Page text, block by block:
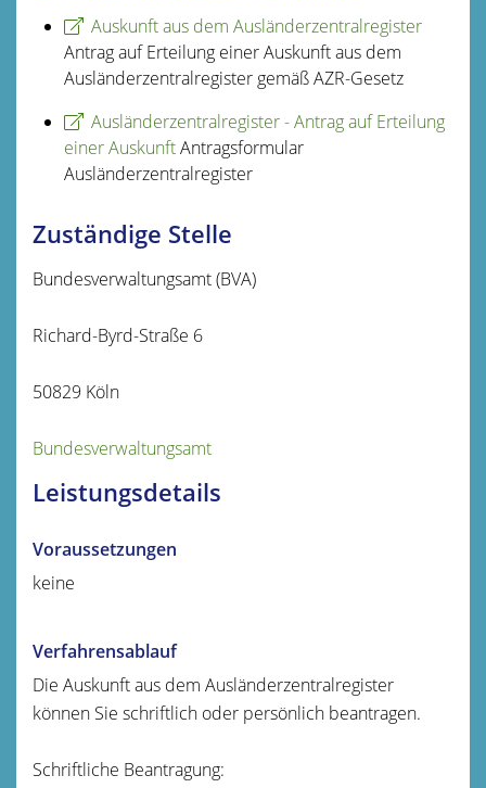
Auskunft aus dem Ausländerzentralregister
Antrag auf Erteilung einer Auskunft aus dem
Ausländerzentralregister gemäß AZR-Gesetz
Ausländerzentralregister - Antrag auf Erteilung
einer AuskunftAntragsformular
Ausländerzentralregister
Zuständige Stelle
Bundesverwaltungsamt (BVA)
Richard-Byrd-Straße 6
50829 Köln
Bundesverwaltungsamt
Leistungsdetails
Voraussetzungen
keine
Verfahrensablauf
Die Auskunft aus dem Ausländerzentralregister
können Sie schriftlich oder persönlich beantragen.
Schriftliche Beantragung: